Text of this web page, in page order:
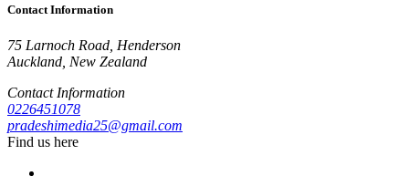
Contact Information
75 Larnoch Road, Henderson
Auckland, New Zealand
Contact Information
0226451078
pradeshimedia25@gmail.com
Find us here